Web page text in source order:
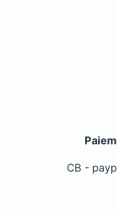
CB -